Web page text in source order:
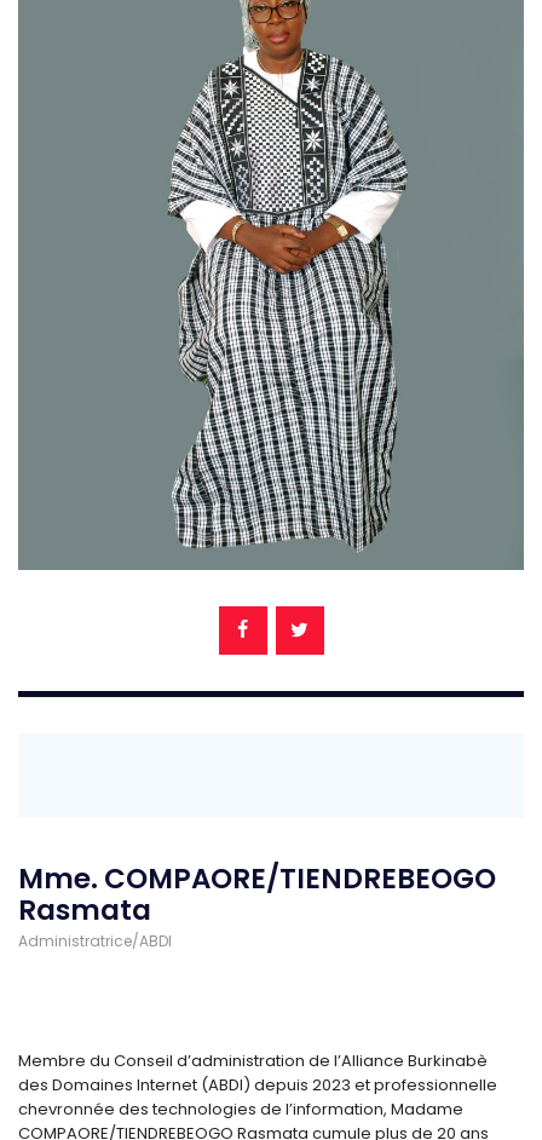
Mme. COMPAORE/TIENDREBEOGO
Rasmata
Administratrice/ABDI
Membre du Conseil d’administration de l’Alliance Burkinabè
des Domaines Internet (ABDI) depuis 2023 et professionnelle
chevronnée des technologies de l’information, Madame
COMPAORE/TIENDREBEOGO Rasmata cumule plus de 20 ans